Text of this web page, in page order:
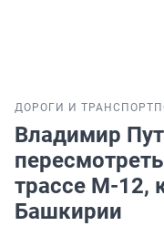
ДОРОГИ И ТРАНСПОРТ
Владимир
трассе М-12,
Башкирии